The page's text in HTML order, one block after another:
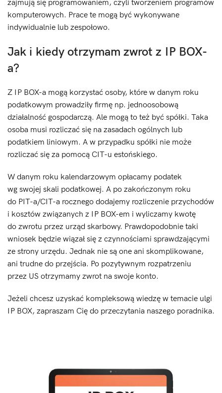
zajmują się programowaniem, czyli tworzeniem programów
komputerowych. Prace te mogą być wykonywane
indywidualnie lub zespołowo.
Jak i kiedy otrzymam zwrot z IP BOX-
a?
Z IP BOX-a mogą korzystać osoby, które w danym roku
podatkowym prowadziły firmę np. jednoosobową
działalność gospodarczą. Ale mogą to też być spółki. Taka
osoba musi rozliczać się na zasadach ogólnych lub
podatkiem liniowym. A w przypadku spółki nie może
rozliczać się za pomocą CIT-u estońskiego.
W danym roku kalendarzowym opłacamy podatek
wg swojej skali podatkowej. A po zakończonym roku
do PIT-a/CIT-a rocznego dodajemy rozliczenie przychodów
i kosztów związanych z IP BOX-em i wyliczamy kwotę
do zwrotu przez urząd skarbowy. Prawdopodobnie taki
wniosek będzie wiązał się z czynnościami sprawdzającymi
ze strony urzędu. Jednak nie są one ani skomplikowane,
ani trudne do przejścia. Po pozytywnym rozpatrzeniu
przez US otrzymamy zwrot na swoje konto.
Jeżeli chcesz uzyskać kompleksową wiedzę w temacie ulgi
IP BOX, zapraszam Cię do przeczytania naszego poradnika.